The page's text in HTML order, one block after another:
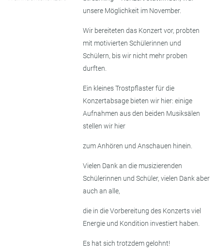
unsere Möglichkeit im November.
Wir bereiteten das Konzert vor, probten
mit motivierten Schülerinnen und
Schülern, bis wir nicht mehr proben
durften.
Ein kleines Trostpflaster für die
Konzertabsage bieten wir hier: einige
Aufnahmen aus den beiden Musiksälen
stellen wir hier
zum Anhören und Anschauen hinein.
Vielen Dank an die musizierenden
Schülerinnen und Schüler, vielen Dank aber
auch an alle,
die in die Vorbereitung des Konzerts viel
Energie und Kondition investiert haben.
Es hat sich trotzdem gelohnt!